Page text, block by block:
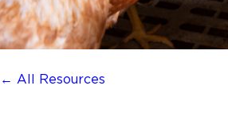
← All Resources